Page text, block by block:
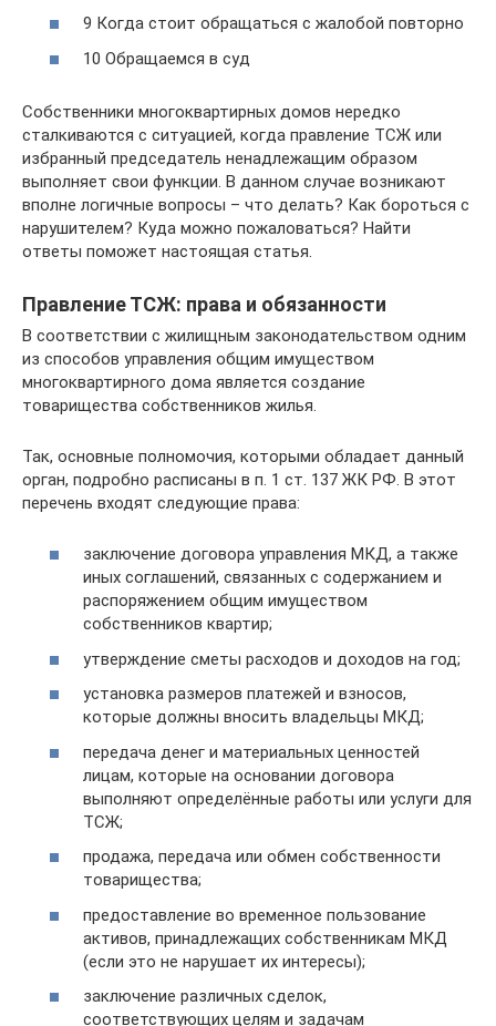
9 Когда стоит обращаться с жалобой повторно
10 Обращаемся в суд
Собственники многоквартирных домов нередко
сталкиваются с ситуацией, когда правление ТСЖ или
избранный председатель ненадлежащим образом
выполняет свои функции. В данном случае возникают
вполне логичные вопросы – что делать? Как бороться с
нарушителем? Куда можно пожаловаться? Найти
ответы поможет настоящая статья.
Правление ТСЖ: права и обязанности
В соответствии с жилищным законодательством одним
из способов управления общим имуществом
многоквартирного дома является создание
товарищества собственников жилья.
Так, основные полномочия, которыми обладает данный
орган, подробно расписаны в п. 1 ст. 137 ЖК РФ. В этот
перечень входят следующие права:
заключение договора управления МКД, а также
иных соглашений, связанных с содержанием и
распоряжением общим имуществом
собственников квартир;
утверждение сметы расходов и доходов на год;
установка размеров платежей и взносов,
которые должны вносить владельцы МКД;
передача денег и материальных ценностей
лицам, которые на основании договора
выполняют определённые работы или услуги для
ТСЖ;
продажа, передача или обмен собственности
товарищества;
предоставление во временное пользование
активов, принадлежащих собственникам МКД
(если это не нарушает их интересы);
заключение различных сделок,
соответствующих целям и задачам